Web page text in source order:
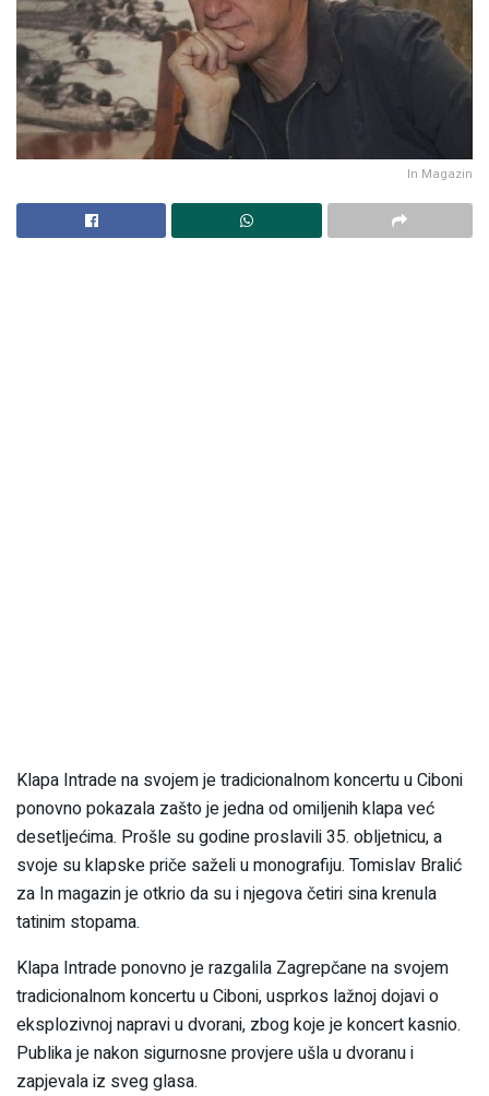
In Magazin
Klapa Intrade na svojem je tradicionalnom koncertu u Ciboni
ponovno pokazala zašto je jedna od omiljenih klapa već
desetljećima. Prošle su godine proslavili 35. obljetnicu, a
svoje su klapske priče saželi u monografiju. Tomislav Bralić
za In magazin je otkrio da su i njegova četiri sina krenula
tatinim stopama.
Klapa Intrade ponovno je razgalila Zagrepčane na svojem
tradicionalnom koncertu u Ciboni, usprkos lažnoj dojavi o
eksplozivnoj napravi u dvorani, zbog koje je koncert kasnio.
Publika je nakon sigurnosne provjere ušla u dvoranu i
zapjevala iz sveg glasa.